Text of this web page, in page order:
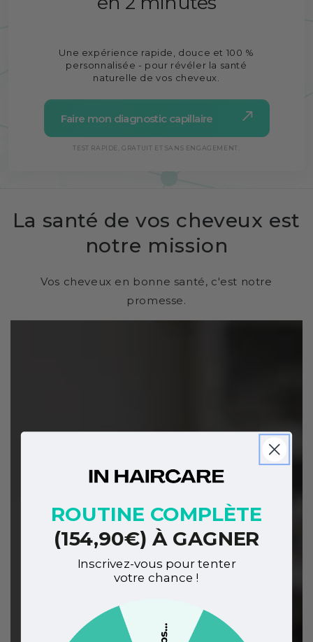
Une expérience rapide, douce et 100 %
personnalisée - pour révéler la santé
naturelle de vos cheveux.
Faire mon diagnostic capillaire
TEST RAPIDE, GRATUIT ET SANS ENGAGEMENT.
La santé de vos cheveux est
notre mission
Vos cheveux en bonne santé, c'est notre
promesse.
ROUTINE COMPLÈTE
(154,90€) À GAGNER
Inscrivez-vous pour tenter
votre chance !